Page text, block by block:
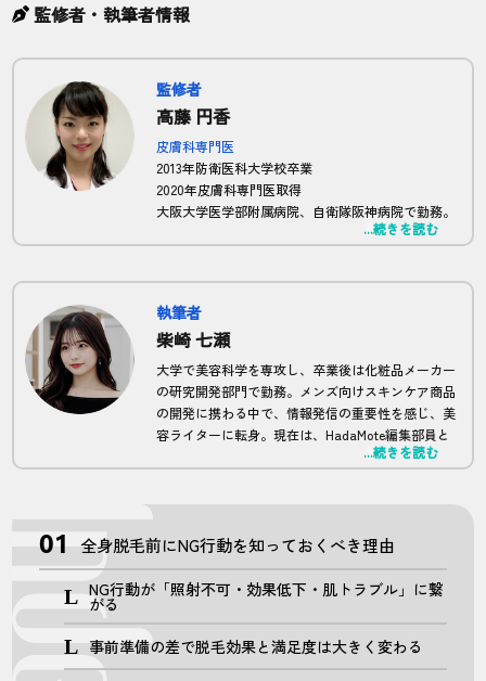
監修者・執筆者情報
監修者
高藤 円香
皮膚科専門医
2013年防衛医科大学校卒業
2020年皮膚科専門医取得
大阪大学医学部附属病院、自衛隊阪神病院で勤務。
現在は正しい脱毛の知識を広めるため、HadaMote
...続きを読む
執筆者
柴崎 七瀬
大学で美容科学を専攻し、卒業後は化粧品メーカー
の研究開発部門で勤務。メンズ向けスキンケア商品
の開発に携わる中で、情報発信の重要性を感じ、美
容ライターに転身。現在は、HadaMote編集部員と
して、科学的根拠に基づいたメンズ脱毛に関する記
...続きを読む
全身脱毛前にNG行動を知っておくべき理由
NG行動が「照射不可・効果低下・肌トラブル」に繋
がる
事前準備の差で脱毛効果と満足度は大きく変わる